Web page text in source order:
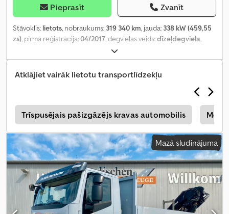
Pieprasīt Zvanīt
Stāvoklis: lietots, nobraukums: 319 340 km, jauda: 338 kW (459,55
zs), pirmā reģistrācija:04/2017, degvielas veids:dīzeļdegviela,
, asu konfigurācija:
pārbaude (TÜV):03/2027, krāsa:pelēks, pārnesuma veids:
automātisks
, emisijas klase: Euro 6 , iekraušanas telpas tilpums:
, krautuves garums:
, iekraušanas vietas platums:
, Aprīkojums:
celtnis, gaisa kondicionēšana, stāvvietas sildītājs,
Atklājiet vairāk lietotu transportlīdzekļu
Trīspusējais pašizgāzējs kravas automobilis
Mazā sludinājuma